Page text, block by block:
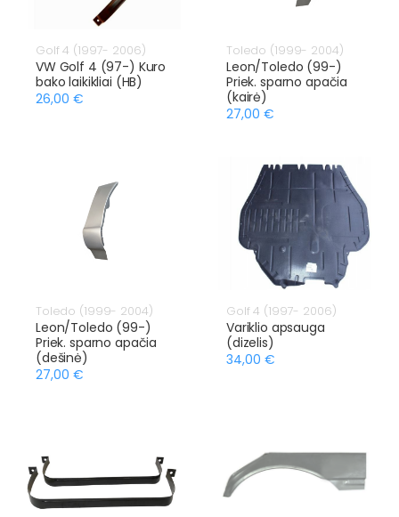
Golf 4 (1997- 2006)
VW Golf 4 (97-) Kuro
bako laikikliai (HB)
26,00 €
Toledo (1999- 2004)
Leon/Toledo (99-)
Priek. sparno apačia
(kairė)
27,00 €
Toledo (1999- 2004)
Leon/Toledo (99-)
Priek. sparno apačia
(dešinė)
27,00 €
Golf 4 (1997- 2006)
Variklio apsauga
(dizelis)
34,00 €